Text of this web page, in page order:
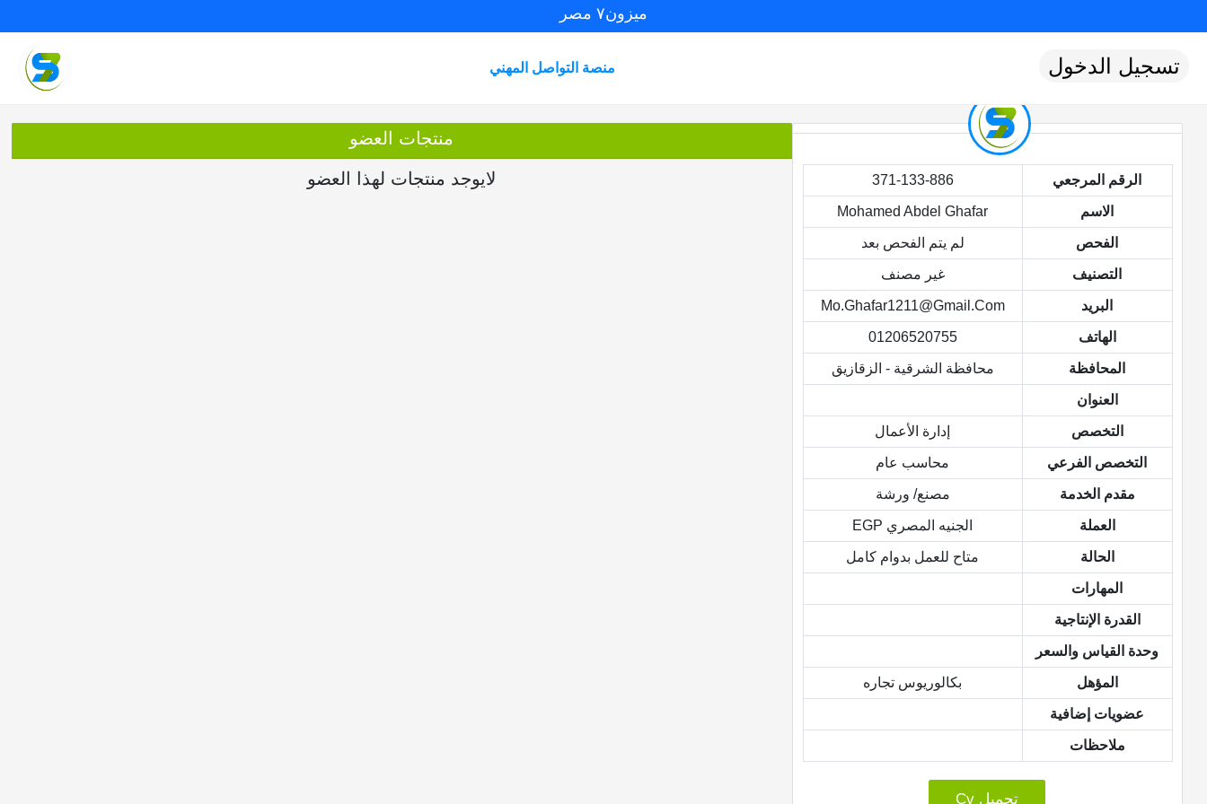
ميزون٧ مصر
منصة التواصل المهني تسجيل الدخول
الرقم المرجعي 371-133-886
الاسم Mohamed Abdel Ghafar
الفحص لم يتم الفحص بعد
التصنيف غير مصنف
البريد Mo.ghafar1211@gmail.com
الهاتف 01206520755
المحافظة محافظة الشرقية - الزقازيق
العنوان
التخصص إدارة الأعمال
التخصص الفرعي محاسب عام
مقدم الخدمة مصنع/ ورشة
العملة الجنيه المصري EGP
الحالة متاح للعمل بدوام كامل
المهارات
القدرة الإنتاجية
وحدة القياس والسعر
المؤهل بكالوريوس تجاره
عضويات إضافية
ملاحظات
تحميل Cv
منتجات العضو
لايوجد منتجات لهذا العضو